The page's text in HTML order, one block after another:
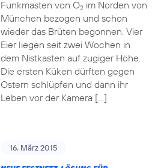
Funkmasten von O2im Norden von
München bezogen und schon
wieder das Brüten begonnen. Vier
Eier liegen seit zwei Wochen in
dem Nistkasten auf zugiger Höhe.
Die ersten Küken dürften gegen
Ostern schlüpfen und dann ihr
Leben vor der Kamera […]
16. März 2015